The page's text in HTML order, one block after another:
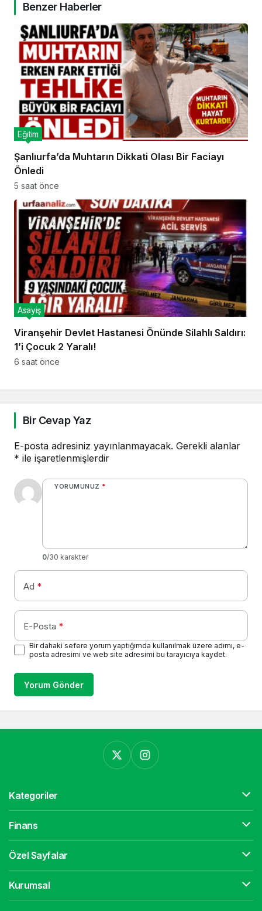
Benzer Haberler
Şanlıurfa’da Muhtarın Dikkati Olası Bir Faciayı
Önledi
Eğitim
5 saat önce
Viranşehir Devlet Hastanesi Önünde Silahlı Saldırı:
1’i Çocuk 2 Yaralı!
Asayiş
6 saat önce
Bir Cevap Yaz
E-posta adresiniz yayınlanmayacak. Gerekli alanlar
* ile işaretlenmişlerdir
YORUMUNUZ *
0/30 karakter
Ad *
E-Posta *
Bir dahaki sefere yorum yaptığımda kullanılmak üzere adımı, e-
posta adresimi ve web site adresimi bu tarayıcıya kaydet.
Yorum Gönder
Kategoriler
Finans
Özel Sayfalar
Kurumsal